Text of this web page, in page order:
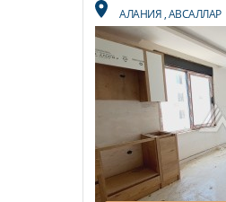
АЛАНИЯ,АВСАЛЛАР